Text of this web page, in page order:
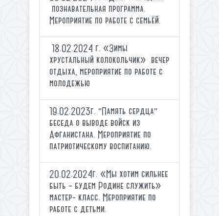
познавательная программа.
Мероприятие по работе с семьёй.
18.02.2024 г. «Зимы
хрустальный колокольчик» вечер
отдыха, мероприятие по работе с
молодежью
19.02.2023г. "Память сердца"
беседа о выводе войск из
Афганистана. Мероприятие по
патриотическому воспитанию.
20.02.2024г. «Мы хотим сильнее
быть – будем Родине служить»
мастер- класс. Мероприятие по
работе с детьми.